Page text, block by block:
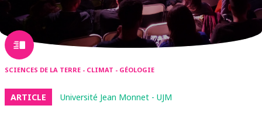
SCIENCES DE LA TERRE - CLIMAT - GÉOLOGIE
ARTICLE Université Jean Monnet - UJM